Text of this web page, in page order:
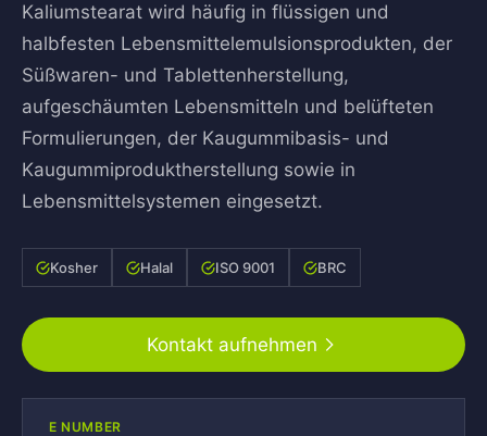
Kaliumstearat wird häufig in flüssigen und
halbfesten Lebensmittelemulsionsprodukten, der
Süßwaren- und Tablettenherstellung,
aufgeschäumten Lebensmitteln und belüfteten
Formulierungen, der Kaugummibasis- und
Kaugummiproduktherstellung sowie in
Lebensmittelsystemen eingesetzt.
Kosher Halal ISO 9001 BRC
Kontakt aufnehmen
E NUMBER